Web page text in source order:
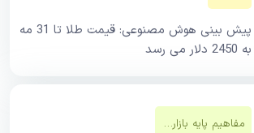
پیش بینی هوش مصنوعی: قیمت طلا تا 31 مه
به 2450 دلار می رسد
مفاهیم پایه بازار‌های مالی